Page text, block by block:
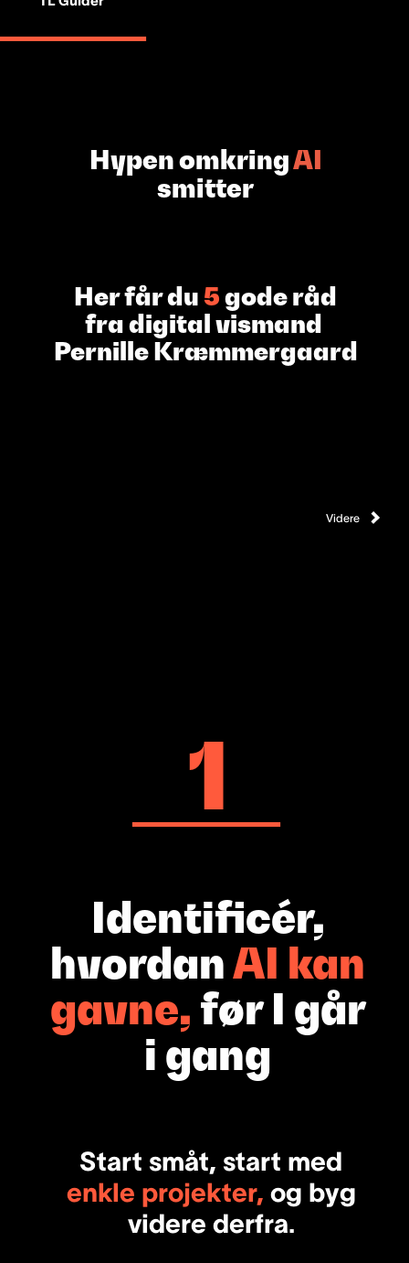
Videre
Her får du 5gode råd
fra digital vismand
PernilleKræmmergaard
Hypen omkringAI
smitter
Start småt, start med
enkle projekter, og byg
videre derfra.
Identificér,
hvordanAI kan
gavne, før I går
i gang
1